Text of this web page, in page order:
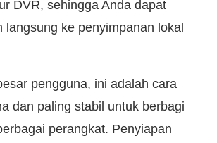
DVR, sehingga Anda dapat
langsung ke penyimpanan lokal
pengguna, ini adalah cara
dan paling stabil untuk berbagi
perangkat. Penyiapan